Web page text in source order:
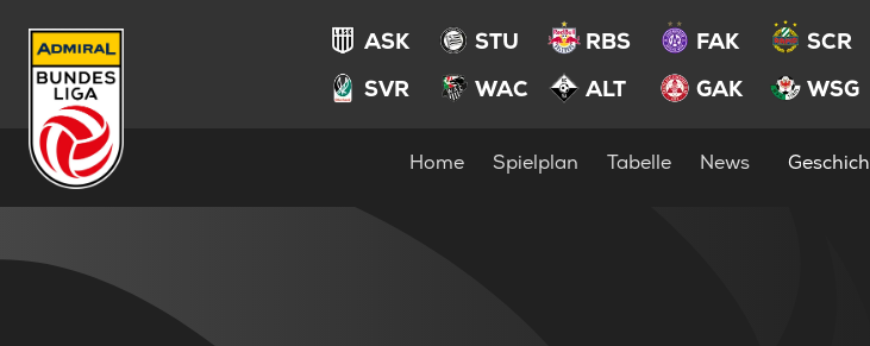
ASK STU RBS FAK SCR
SVR
WAC ALT GAK WSG
Home Spielplan Tabelle News